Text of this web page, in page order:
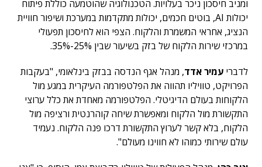
ומניב חיסכון ניכר בעלויות. הטכנולוגיה שהוטמעה כוללת פיתוח
יכולות AI, בוטים חכמים, יכולות מתקדמות במערכת ושיפור חוויית
הנציג, אחראי המשמרת והלקוח. הצפי הוא לחיסכון תפעולי
במרכזי שירות הלקוח של בזק בשיעור שבין 25%-35%.
לדברי עמיר אדד, מנהל אגף הנדסה בבזק בינלאומי, "בעקבות
הפרויקט, טוויליו תהווה את הפלטפורמה העיקרית במגע מול
הלקוחות בעולם הדיגיטלי. הפלטפורמה מאחדת את כלל ערוצי
התקשורת מול הלקוח ומאפשרת שיחה קוהרנטית ורציפה מול
הלקוח, בלא קשר לערוץ התקשורת דרכו פנה הלקוח. נעמיד
עולם שירותי כמוהו לא חווינו מעולם".